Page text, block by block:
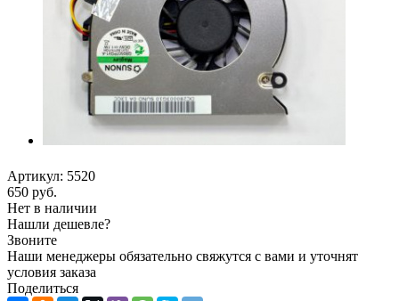
Артикул: 5520
650 руб.
Нет в наличии
Нашли дешевле?
Звоните
Наши менеджеры обязательно свяжутся с вами и уточнят
условия заказа
Поделиться